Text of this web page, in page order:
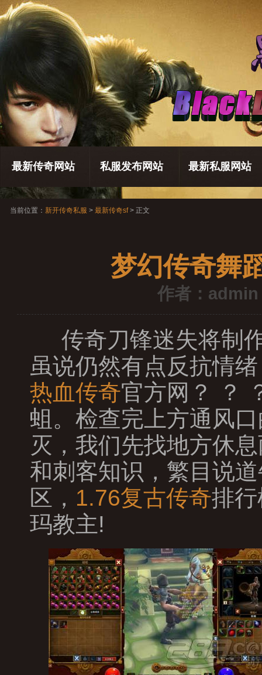
最新传奇网站 私服发布网站 最新私服网站
当前位置： 新开传奇私服 > 最新传奇sf> 正文
梦幻传奇舞
作者：admin
传奇刀锋迷失将制
虽说仍然有点反抗情
热血传奇官方网？ ？
蛆。检查完上方通风
灭，我们先找地方休
和刺客知识，繁目说
区， 1.76复古传奇排
玛教主!